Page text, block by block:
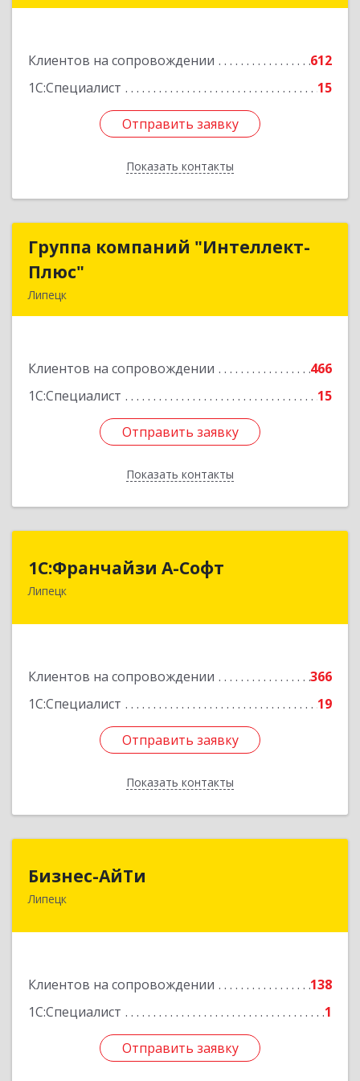
Клиентов на сопровождении
612
1С:Специалист
15
Отправить заявку
Показать контакты
Отправить заявку
Назад
Группа компаний "Интеллект-
Плюс"
Липецк
Клиентов на сопровождении
466
1С:Специалист
15
Отправить заявку
Показать контакты
Группа компаний "Интеллект-
Подробнее
Отправить заявку
Назад
1С:Франчайзи А-Софт
Липецк
Клиентов на сопровождении
366
1С:Специалист
19
Отправить заявку
Показать контакты
1С:Франчайзи А-Софт
398059, Липецкая обл, Липецк г, Фрунзе ул,
Отправить заявку
Назад
Бизнес-АйТи
Липецк
Клиентов на сопровождении
138
1С:Специалист
1
Отправить заявку
398008, Липецкая обл, Липецк г, 50 лет НЛМК
Отправить заявку